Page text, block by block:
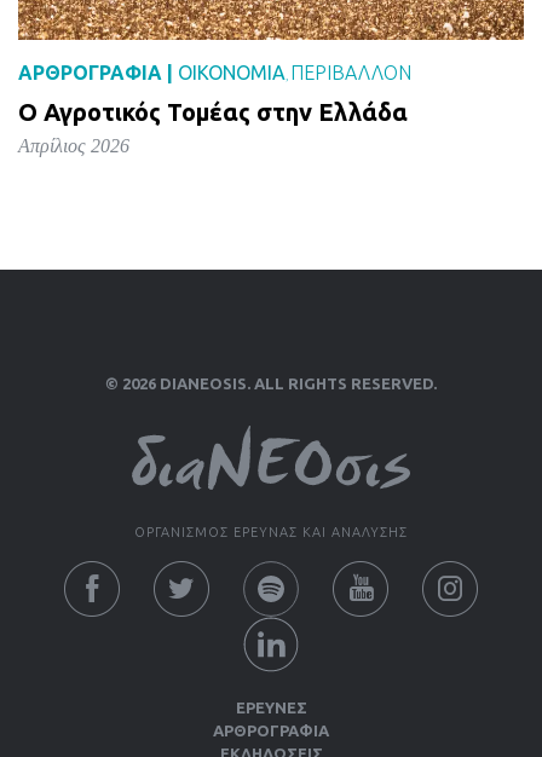
ΑΡΘΡΟΓΡΑΦΙΑ | ΟΙΚΟΝΟΜΙΑ, ΠΕΡΙΒΑΛΛΟΝ
Ο Αγροτικός Τομέας στην Ελλάδα
Απρίλιος 2026
© 2026 DIANEOSIS. ALL RIGHTS RESERVED.
ΟΡΓΑΝΙΣΜΟΣ ΕΡΕΥΝΑΣ ΚΑΙ ΑΝΑΛΥΣΗΣ
ΕΡΕΥΝΕΣ
ΑΡΘΡΟΓΡΑΦΙΑ
ΕΚΔΗΛΏΣΕΙΣ